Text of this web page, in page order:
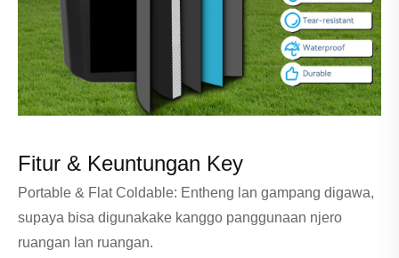
Fitur & Keuntungan Key
Portable & Flat Coldable: Entheng lan gampang digawa,
supaya bisa digunakake kanggo panggunaan njero
ruangan lan ruangan.